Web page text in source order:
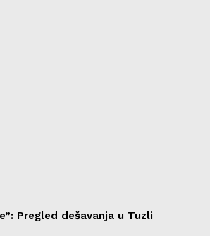
Pregled dešavanja u Tuzli